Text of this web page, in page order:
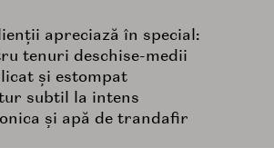
apreciază în special:
tenuri deschise-medii
și estompat
subtil la intens
și apă de trandafir